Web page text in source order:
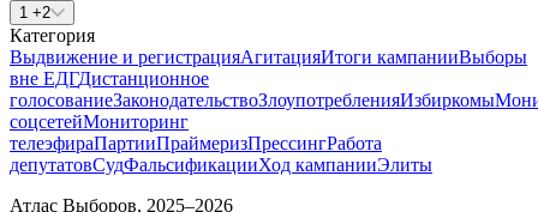
1 +2
Категория
Выдвижение и регистрацияАгитацияИтоги кампанииВыборы
вне ЕДГДистанционное
голосованиеЗаконодательствоЗлоупотребленияИзбиркомы
соцсетейМониторинг
телеэфираПартииПраймеризПрессингРабота
депутатовСудФальсификацииХод кампанииЭлиты
Атлас Выборов, 2025–2026